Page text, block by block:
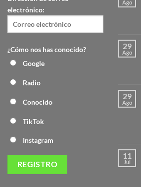
electrónico:
¿Cómo nos has conocido?
Google
Radio
Conocido
TikTok
Instagram
Ago
29
Ago
29
Ago
11
Jul